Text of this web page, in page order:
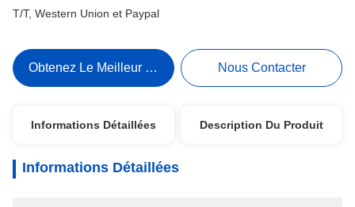
T/T, Western Union et Paypal
Obtenez Le Meilleur Prix Nous Contacter
Informations Détaillées Description Du Produit
Informations Détaillées